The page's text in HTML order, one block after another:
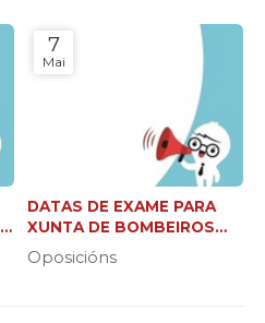
7
Mai
DATAS DE EXAME PARA
XUNTA DE BOMBEIROS
FORESTAIS (C2 E XEFE DE
BRIGADA)
Oposicións